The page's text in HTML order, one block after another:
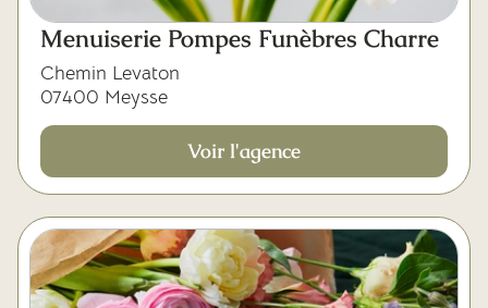
Menuiserie Pompes Funèbres Charre
Chemin Levaton
07400 Meysse
Voir l'agence